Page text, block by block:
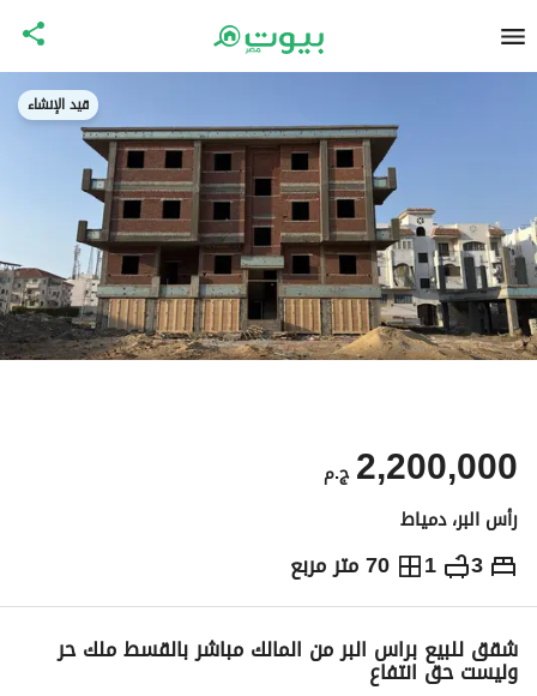
قيد الإنشاء
ج.م 2,200,000
رأس البر، دمياط
3
1 70 متر مربع ج.م2,200,000
الاماكن القريبة
شقق للبيع براس البر من المالك مباشر بالقسط ملك حر
وليست حق انتفاع